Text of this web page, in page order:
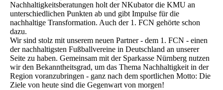
Nachhaltigkeitsberatungen holt der NKubator die KMU an
unterschiedlichen Punkten ab und gibt Impulse für die
nachhaltige Transformation. Auch der 1. FCN gehörte schon
dazu.
Wir sind stolz mit unserem neuen Partner - dem 1. FCN - einen
der nachhaltigsten Fußballvereine in Deutschland an unserer
Seite zu haben. Gemeinsam mit der Sparkasse Nürnberg nutzen
wir den Bekanntheitsgrad, um das Thema Nachhaltigkeit in der
Region voranzubringen - ganz nach dem sportlichen Motto: Die
Ziele von heute sind die Gegenwart von morgen!